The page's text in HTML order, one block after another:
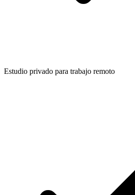
Estudio privado para trabajo remoto